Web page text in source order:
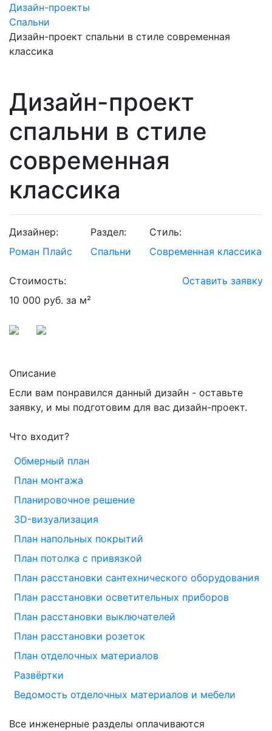
Дизайн-проекты
Спальни
Дизайн-проект спальни в стиле современная
классика
Дизайн-проект
спальни в стиле
современная
классика
Дизайнер:
Роман Плайс
Раздел:
Спальни
Стиль:
Современная классика
Стоимость:
10 000 руб. за м²
Оставить заявку
Описание
Если вам понравился данный дизайн - оставьте
заявку, и мы подготовим для вас дизайн-проект.
Что входит?
Обмерный план
План монтажа
Планировочное решение
3D-визуализация
План напольных покрытий
План потолка с привязкой
План расстановки сантехнического оборудования
План расстановки осветительных приборов
План расстановки выключателей
План расстановки розеток
План отделочных материалов
Развёртки
Ведомость отделочных материалов и мебели
Все инженерные разделы оплачиваются